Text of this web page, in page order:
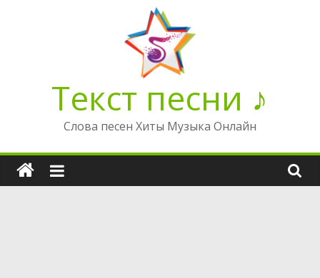
Текст песни ♪
Слова песен Хиты Музыка Онлайн